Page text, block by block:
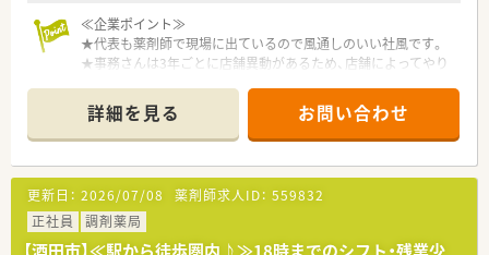
6時間/月となっており、あまり長引くことがありません。社員全
員が公平であることを意識しており、夏季休暇や年末年始休暇な
ども、全店揃うように有給使用なども含めて工夫しています。
≪こんな方におススメ≫
★家庭やプライベートと両立しながら経験を活かせる環境で働
きたい方
★異動や転勤なく腰を据えて働きたい方
★現場のことをしっかりわかってくれている会社でお勤めされ
たい方
≪企業ポイント≫
★代表も薬剤師で現場に出ているので風通しのいい社風です。
★事務さんは3年ごとに店舗異動があるため、店舗によってやり
★全店舗事務さん4名で運営しており、ベテランでもあるので、
薬剤師の業務効率にも繋がっています。
★節目に会社のイベントなども実施しており、横のつながりも大
事にしています。
★荘内エリアに店舗があり、比較的近いためヘルプ体制も整って
います。お互い様精神で支えあいながら仕事ができる環境です。
★半日単位で有給取得可能です。
★産育休復帰率100％！勤続年数平均10年と定着率の良い会社で
詳細を見る お問い合わせ
更新日： 2026/07/08 薬剤師求人ID： 559832
正社員
調剤薬局